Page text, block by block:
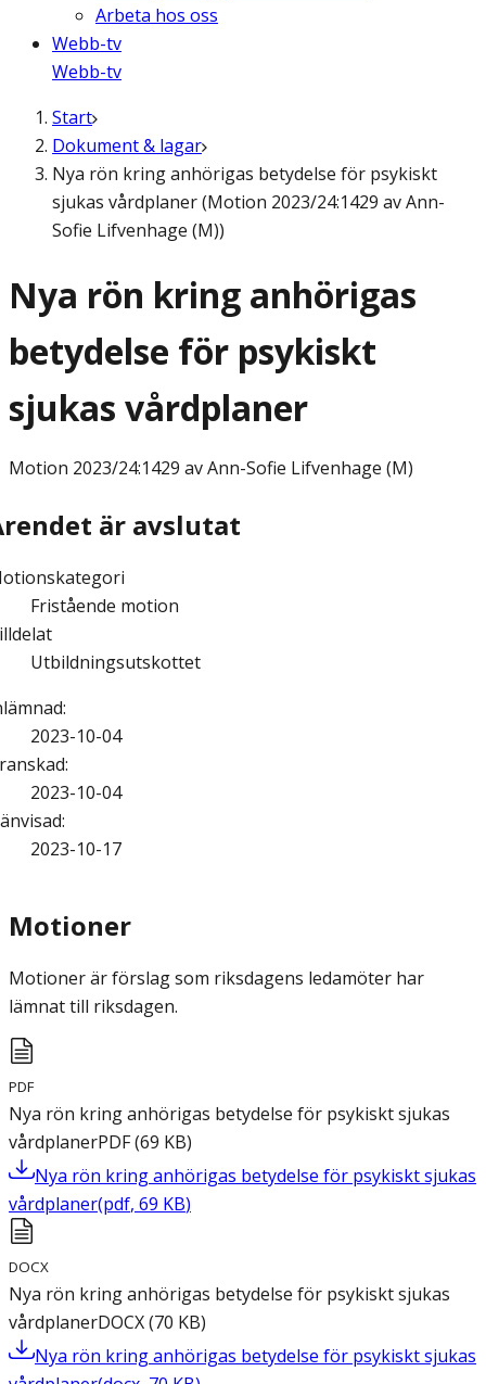
Arbeta hos oss
Webb-tv
Webb-tv
Start
Dokument & lagar
Nya rön kring anhörigas betydelse för psykiskt
sjukas vårdplaner (Motion 2023/24:1429 av Ann-
Sofie Lifvenhage (M))
Nya rön kring anhörigas
betydelse för psykiskt
sjukas vårdplaner
Motion 2023/24:1429 av Ann-Sofie Lifvenhage (M)
är avslutat
Fristående motion
Utbildningsutskottet
:
2023-10-04
:
2023-10-04
:
2023-10-17
Motioner
Motioner är förslag som riksdagens ledamöter har
lämnat till riksdagen.
PDF
Nya rön kring anhörigas betydelse för psykiskt sjukas
vårdplanerPDF(69 KB)
Nya rön kring anhörigas betydelse för psykiskt sjukas
vårdplaner(pdf, 69 KB)
DOCX
Nya rön kring anhörigas betydelse för psykiskt sjukas
vårdplanerDOCX(70 KB)
Nya rön kring anhörigas betydelse för psykiskt sjukas